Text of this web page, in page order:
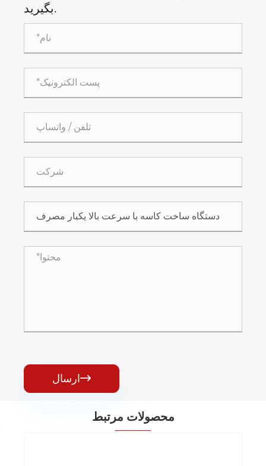
بگیرید.
ارسال
محصولات مرتبط